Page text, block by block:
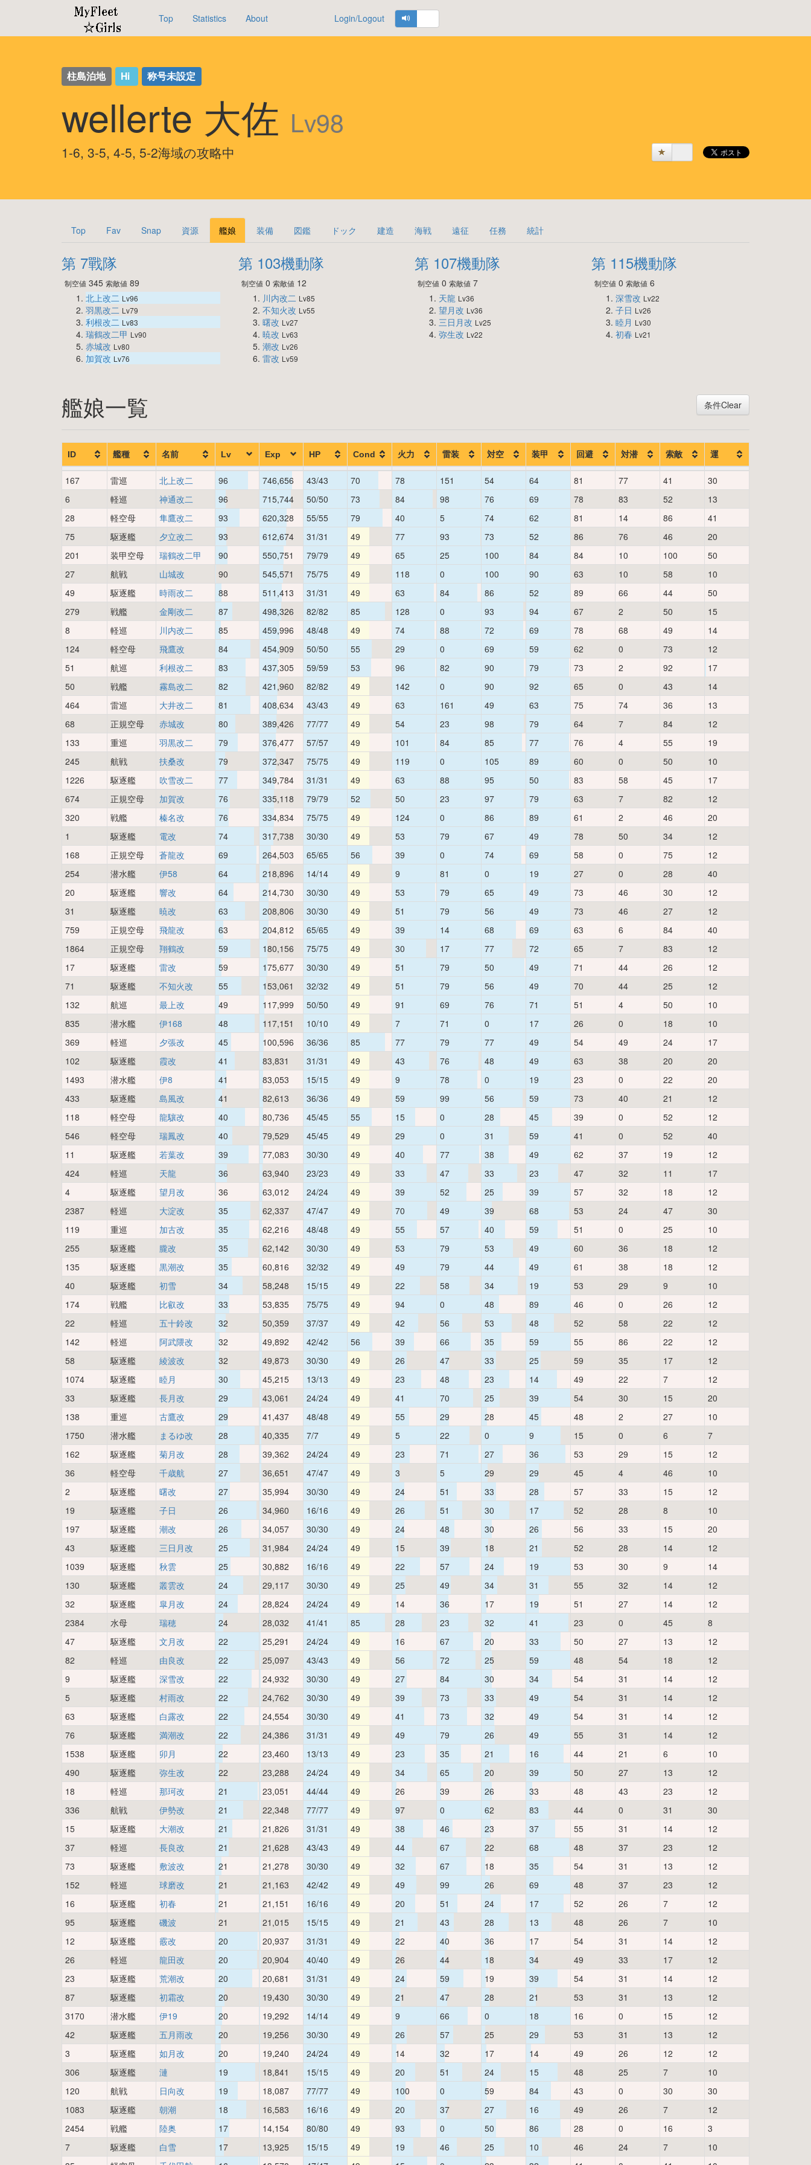
Top Statistics About Login/Logout
柱島泊地 Hi 称号未設定
wellerte 大佐 Lv98
1-6, 3-5, 4-5, 5-2海域の攻略中
Top Fav Snap 資源 艦娘 装備 図鑑 ドック 建造 海戦 遠征 任務 統計
第 7戰隊
制空値 345 索敵値 89
北上改二 Lv96
羽黒改二 Lv79
利根改二 Lv83
瑞鶴改二甲 Lv90
赤城改 Lv80
加賀改 Lv76
第 103機動隊
制空値0 索敵値12
川内改二 Lv85
不知火改 Lv55
曙改 Lv27
暁改 Lv63
潮改 Lv26
雷改 Lv59
第 107機動隊
制空値 0 索敵値 7
天龍 Lv36
望月改 Lv36
三日月改 Lv25
弥生改 Lv22
第 115機動隊
制空値0 索敵値6
深雪改 Lv22
子日 Lv26
睦月 Lv30
初春 Lv21
条件Clear
艦娘一覧
ID 艦種 名前 Lv Exp HP Cond 火力 雷装 対空 装甲 回避 対潜 索敵 運
167 雷巡 北上改二 96 746,656 43/43 70 78 151 54 64 81 77 41
30
6
軽巡 神通改二 96 715,744 50/50 73 84 98 76 69 78 83 52
13
28
軽空母 隼鷹改二 93 620,328 55/55 79 40 5 74 62 81 14 86
41
75
駆逐艦 夕立改二 93 612,674 31/31 49 77 93 73 52 86 76 46
20
201
装甲空母 瑞鶴改二甲 90 550,751 79/79 49 65 25 100 84 84 10 100
50
27
航戦 山城改 90 545,571 75/75 49 118 0 100 90 63 10 58
10
49
駆逐艦 時雨改二 88 511,413 31/31 49 63 84 86 52 89 66 44
50
279
戦艦 金剛改二 87 498,326 82/82 85 128 0 93 94 67 2 50
15
8
軽巡 川内改二 85 459,996 48/48 49 74 88 72 69 78 68 49
14
124
軽空母 飛鷹改 84 454,909 50/50 55 29 0 69 59 62 0 73
12
51
航巡 利根改二 83 437,305 59/59 53 96 82 90 79 73 2 92
17
50
戦艦 霧島改二 82 421,960 82/82 49 142 0 90 92 65 0 43
14
464
雷巡 大井改二 81 408,634 43/43 49 63 161 49 63 75 74 36
13
68
正規空母 赤城改 80 389,426 77/77 49 54 23 98 79 64 7 84
12
133
重巡 羽黒改二 79 376,477 57/57 49 101 84 85 77 76 4 55
19
245
航戦 扶桑改 79 372,347 75/75 49 119 0 105 89 60 0 50
10
1226
駆逐艦 吹雪改二 77 349,784 31/31 49 63 88 95 50 83 58 45
17
674
正規空母 加賀改 76 335,118 79/79 52 50 23 97 79 63 7 82
12
320
戦艦 榛名改 76 334,834 75/75 49 124 0 86 89 61 2 46
20
1
駆逐艦 電改 74 317,738 30/30 49 53 79 67 49 78 50 34
12
168
正規空母 蒼龍改 69 264,503 65/65 56 39 0 74 69 58 0 75
12
254
潜水艦 伊58 64 218,896 14/14 49 9 81 0 19 27 0 28
40
20
駆逐艦 響改 64 214,730 30/30 49 53 79 65 49 73 46 30
12
31
駆逐艦 暁改 63 208,806 30/30 49 51 79 56 49 73 46 27
12
759
正規空母 飛龍改 63 204,812 65/65 49 39 14 68 69 63 6 84
40
1864
正規空母 翔鶴改 59 180,156 75/75 49 30 17 77 72 65 7 83
12
17
駆逐艦 雷改 59 175,677 30/30 49 51 79 50 49 71 44 26
12
71
駆逐艦 不知火改 55 153,061 32/32 49 51 79 56 49 70 44 25
12
132
航巡 最上改 49 117,999 50/50 49 91 69 76 71 51 4 50
10
835
潜水艦 伊168 48 117,151 10/10 49 7 71 0 17 26 0 18
10
369
軽巡 夕張改 45 100,596 36/36 85 77 79 77 49 54 49 24
17
102
駆逐艦 霞改 41 83,831 31/31 49 43 76 48 49 63 38 20
20
1493
潜水艦 伊8 41 83,053 15/15 49 9 78 0 19 23 0 22
20
433
駆逐艦 島風改 41 82,613 36/36 49 59 99 56 59 73 40 21
12
118
軽空母 龍驤改 40 80,736 45/45 55 15 0 28 45 39 0 52
12
546
軽空母 瑞鳳改 40 79,529 45/45 49 29 0 31 59 41 0 52
40
11
駆逐艦 若葉改 39 77,083 30/30 49 40 77 38 49 62 37 19
12
424
軽巡 天龍 36 63,940 23/23 49 33 47 33 23 47 32 11
17
4
駆逐艦 望月改 36 63,012 24/24 49 39 52 25 39 57 32 18
12
2387
軽巡 大淀改 35 62,337 47/47 49 70 49 39 68 53 24 47
30
119
重巡 加古改 35 62,216 48/48 49 55 57 40 59 51 0 25
10
255
駆逐艦 朧改 35 62,142 30/30 49 53 79 53 49 60 36 18
12
135
駆逐艦 黒潮改 35 60,816 32/32 49 49 79 44 49 61 38 18
12
40
駆逐艦 初雪 34 58,248 15/15 49 22 58 34 19 53 29 9
10
174
戦艦 比叡改 33 53,835 75/75 49 94 0 48 89 46 0 26
12
22
軽巡 五十鈴改 32 50,359 37/37 49 42 56 53 48 52 58 22
12
142
軽巡 阿武隈改 32 49,892 42/42 56 39 66 35 59 55 86 22
12
58
駆逐艦 綾波改 32 49,873 30/30 49 26 47 33 25 59 35 17
12
1074
駆逐艦 睦月 30 45,215 13/13 49 23 48 23 14 49 22 7
12
33
駆逐艦 長月改 29 43,061 24/24 49 41 70 25 39 54 30 15
20
138
重巡 古鷹改 29 41,437 48/48 49 55 29 28 45 48 2 27
10
1750
潜水艦 まるゆ改 28 40,335 7/7 49 5 22 0 9 15 0 6
7
162
駆逐艦 菊月改 28 39,362 24/24 49 23 71 27 36 53 29 15
12
36
軽空母 千歳航 27 36,651 47/47 49 3 5 29 29 45 4 46
10
2
駆逐艦 曙改 27 35,994 30/30 49 24 51 33 28 57 33 15
12
19
駆逐艦 子日 26 34,960 16/16 49 26 51 30 17 52 28 8
10
197
駆逐艦 潮改 26 34,057 30/30 49 24 48 30 26 56 33 15
20
43
駆逐艦 三日月改 25 31,984 24/24 49 15 39 18 21 52 28 14
12
1039
駆逐艦 秋雲 25 30,882 16/16 49 22 57 24 19 53 30 9
14
130
駆逐艦 叢雲改 24 29,117 30/30 49 25 49 34 31 55 32 14
12
32
駆逐艦 皐月改 24 28,824 24/24 49 14 36 17 19 51 27 14
12
2384
水母 瑞穂 24 28,032 41/41 85 28 23 32 41 23 0 45
8
47
駆逐艦 文月改 22 25,291 24/24 49 16 67 20 33 50 27 13
12
82
軽巡 由良改 22 25,097 43/43 49 56 72 25 59 48 54 18
12
9
駆逐艦 深雪改 22 24,932 30/30 49 27 84 30 34 54 31 14
12
5
駆逐艦 村雨改 22 24,762 30/30 49 39 73 33 49 54 31 14
12
63
駆逐艦 白露改 22 24,554 30/30 49 41 73 32 49 54 31 14
12
76
駆逐艦 満潮改 22 24,386 31/31 49 49 79 26 49 55 31 14
12
1538
駆逐艦 卯月 22 23,460 13/13 49 23 35 21 16 44 21 6
10
490
駆逐艦 弥生改 22 23,288 24/24 49 34 65 20 39 50 27 13
12
18
軽巡 那珂改 21 23,051 44/44 49 26 39 26 33 48 43 23
12
336
航戦 伊勢改 21 22,348 77/77 49 97 0 62 83 44 0 31
30
15
駆逐艦 大潮改 21 21,826 31/31 49 38 46 23 37 55 31 14
12
37
軽巡 長良改 21 21,628 43/43 49 44 67 22 68 48 37 23
12
73
駆逐艦 敷波改 21 21,278 30/30 49 32 67 18 35 54 31 13
12
152
軽巡 球磨改 21 21,163 42/42 49 49 99 26 69 48 37 23
12
16
駆逐艦 初春 21 21,151 16/16 49 20 51 24 17 52 26 7
12
95
駆逐艦 磯波 21 21,015 15/15 49 21 43 28 13 48 26 7
10
12
駆逐艦 霰改 20 20,937 31/31 49 22 40 36 17 54 31 14
12
26
軽巡 龍田改 20 20,904 40/40 49 26 44 18 34 49 33 17
12
23
駆逐艦 荒潮改 20 20,681 31/31 49 24 59 19 39 54 31 14
12
87
駆逐艦 初霜改 20 19,430 30/30 49 21 47 28 21 53 31 13
12
3170
潜水艦 伊19 20 19,292 14/14 49 9 66 0 18 16 0 15
12
42
駆逐艦 五月雨改 20 19,256 30/30 49 26 57 25 29 53 31 13
12
3
駆逐艦 如月改 20 19,240 24/24 49 14 32 17 14 49 26 12
12
306
駆逐艦 漣 19 18,841 15/15 49 20 51 24 15 48 25 7
10
120
航戦 日向改 19 18,087 77/77 49 100 0 59 84 43 0 30
30
1083
駆逐艦 朝潮 18 16,583 16/16 49 20 37 27 16 49 26 7
12
2454
戦艦 陸奥 17 14,154 80/80 49 93 0 50 86 28 0 16
3
7
駆逐艦 白雪 17 13,925 15/15 49 19 46 25 10 46 24 7
10